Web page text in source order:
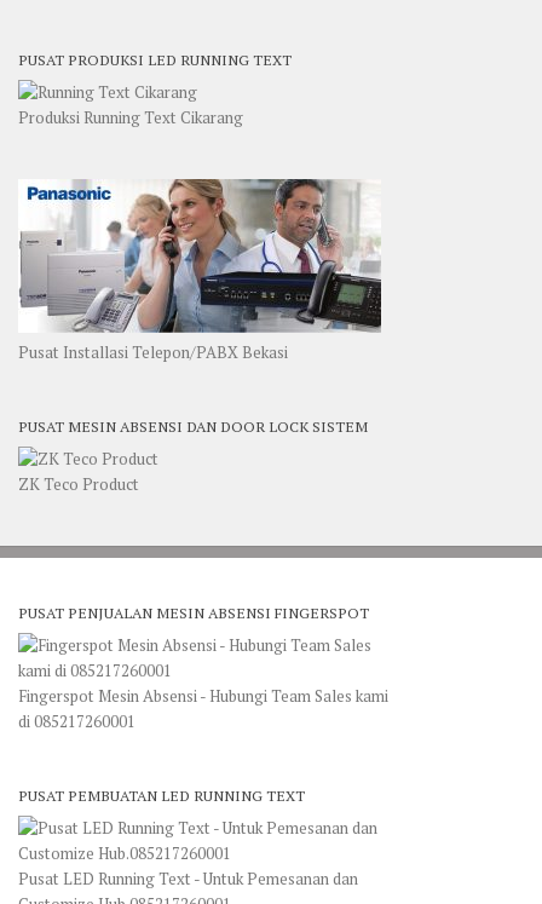
PUSAT PRODUKSI LED RUNNING TEXT
Produksi Running Text Cikarang
Pusat Installasi Telepon/PABX Bekasi
PUSAT MESIN ABSENSI DAN DOOR LOCK SISTEM
ZK Teco Product
PUSAT PENJUALAN MESIN ABSENSI FINGERSPOT
Fingerspot Mesin Absensi - Hubungi Team Sales kami
di 085217260001
PUSAT PEMBUATAN LED RUNNING TEXT
Pusat LED Running Text - Untuk Pemesanan dan